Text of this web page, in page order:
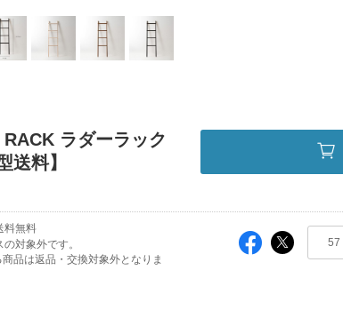
ラダーラック
送料】
料無料
対象外です。
品は返品・交換対象外となりま
57